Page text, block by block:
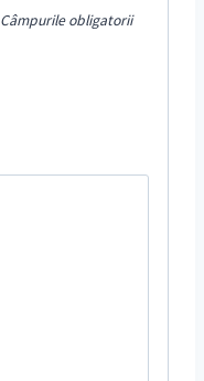
Câmpurile obligatorii